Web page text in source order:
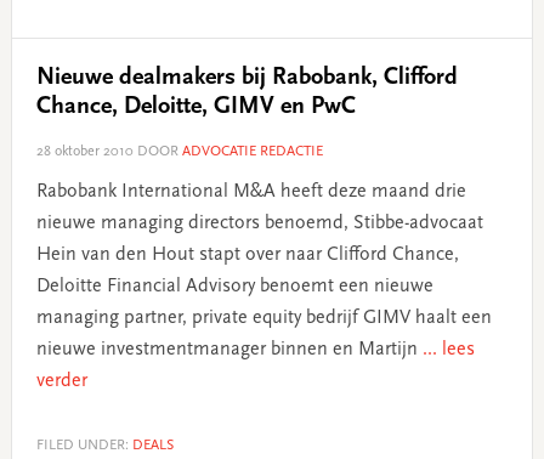
Nieuwe dealmakers bij Rabobank, Clifford
Chance, Deloitte, GIMV en PwC
28 oktober 2010 DOOR ADVOCATIE REDACTIE
Rabobank International M&A heeft deze maand drie
nieuwe managing directors benoemd, Stibbe-advocaat
Hein van den Hout stapt over naar Clifford Chance,
Deloitte Financial Advisory benoemt een nieuwe
managing partner, private equity bedrijf GIMV haalt een
nieuwe investmentmanager binnen en Martijn ... lees
verder
FILED UNDER: DEALS